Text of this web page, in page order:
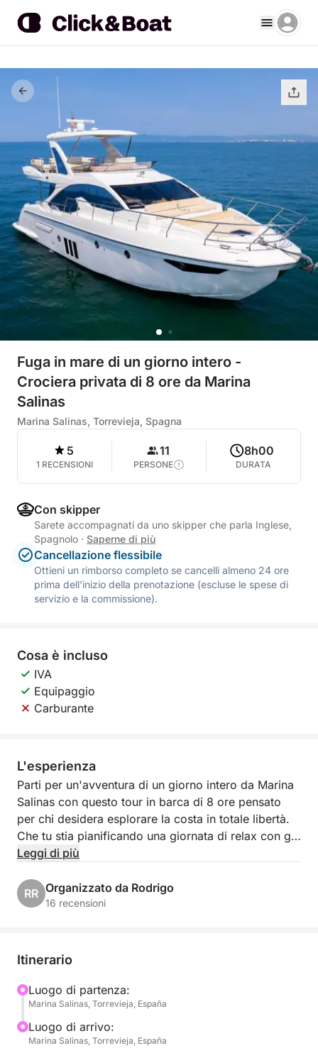
Fuga in mare di un giorno intero -
Crociera privata di 8 ore da Marina
Salinas
Marina Salinas, Torrevieja, Spagna
5
1 RECENSIONI
11
PERSONE
8h00
DURATA
Con skipper
Sarete accompagnati da uno skipper che parla Inglese,
Spagnolo · Saperne di più
Cancellazione flessibile
Ottieni un rimborso completo se cancelli almeno 24 ore
prima dell'inizio della prenotazione (escluse le spese di
servizio e la commissione).
Cosa è incluso
IVA
Equipaggio
Carburante
L'esperienza
Parti per un'avventura di un giorno intero da Marina
Salinas con questo tour in barca di 8 ore pensato
per chi desidera esplorare la costa in totale libertà.
Che tu stia pianificando una giornata di relax con gli
amici o un'uscita panoramica con la famiglia, questa
Mediterraneo a modo tuo.
cristalline. Senza un programma fisso, puoi
gruppo, che si tratti di prendere il sole, nuotare o
semplicemente godersi il panorama dal ponte.
Questa barca offre un allestimento semplice e
Leggi di più
RR Organizzato da Rodrigo
16 recensioni
Itinerario
Luogo di partenza:
Marina Salinas, Torrevieja, España
Luogo di arrivo:
Marina Salinas, Torrevieja, España